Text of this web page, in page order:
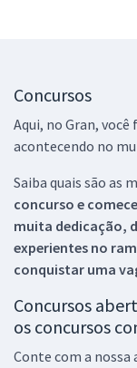
Concursos
Aqui, no Gran,
acontecendo no
Saiba quais são as
concurso e
muita dedicação,
experientes no
conquistar uma
Concursos
os concursos
Conte com a nossa